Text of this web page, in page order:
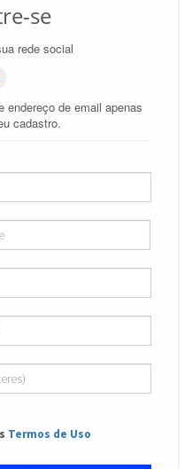
se
rede social
endereço de email apenas
cadastro.
Termos de Uso